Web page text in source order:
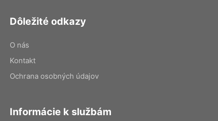
Dôležité odkazy
O nás
Kontakt
Ochrana osobných údajov
Informácie k službám